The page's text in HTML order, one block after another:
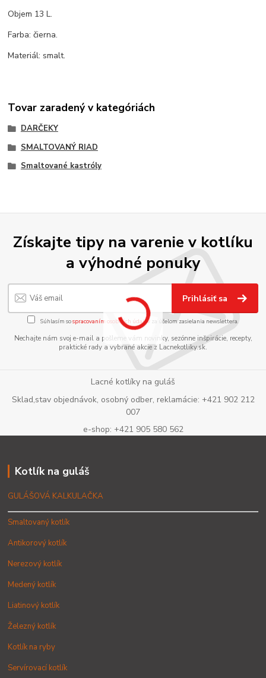
Objem 13 L.
Farba: čierna.
Materiál: smalt.
Tovar zaradený v kategóriách
DARČEKY
SMALTOVANÝ RIAD
Smaltované kastróly
Získajte tipy na varenie v kotlíku
a výhodné ponuky
Prihlásiť sa
Súhlasím sospracovaním osobných údajov za účelom zasielania newslettera.
Nechajte nám svoj e-mail a pošleme vám novinky, sezónne inšpirácie, recepty,
praktické rady a vybrané akcie z Lacnekotliky.sk.
Lacné kotlíky na guláš
Sklad,stav objednávok, osobný odber, reklamácie: +421 902 212
007
e-shop: +421 905 580 562
Kotlík na guláš
GULÁŠOVÁ KALKULAČKA
Smaltovaný kotlík
Antikorový kotlík
Nerezový kotlík
Medený kotlík
Liatinový kotlík
Železný kotlík
Kotlík na ryby
Servírovací kotlík